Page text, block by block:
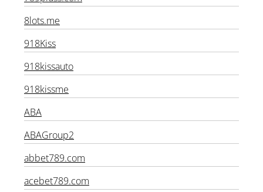
789pluss.com
8lots.me
918Kiss
918kissauto
918kissme
ABA
ABAGroup2
abbet789.com